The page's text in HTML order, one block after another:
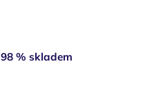
98 % skladem